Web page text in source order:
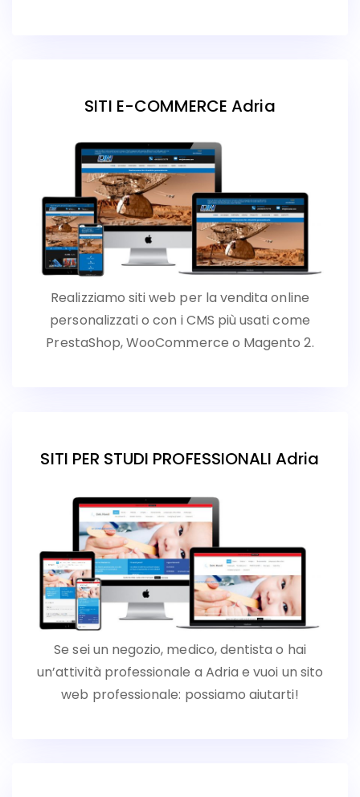
SITI E-COMMERCE Adria
Realizziamo siti web per la vendita online
personalizzati o con i CMS più usati come
PrestaShop, WooCommerce o Magento 2.
SITI PER STUDI PROFESSIONALI Adria
Se sei un negozio, medico, dentista o hai
un’attività professionale a Adria e vuoi un sito
web professionale: possiamo aiutarti!